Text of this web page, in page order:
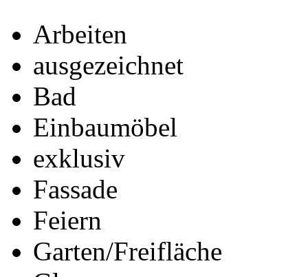
Arbeiten
ausgezeichnet
Bad
Einbaumöbel
exklusiv
Fassade
Feiern
Garten/Freifläche